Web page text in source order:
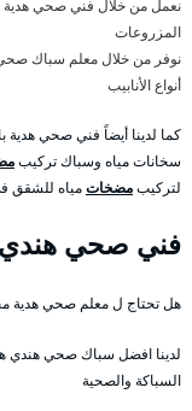
نعمل من خلال فني صحي هدية
المزروعات
نوفر من خلال معلم سباك
أنواع الأنابيب
كما لدينا أيضاً فني صحي
سخانات مياه وسباك تركيب
لتركيبمضخاتمياه للشقق
فني صحي هندي
هل تحتاج ل معلم صحي هدية
لدينا افضل سباك صحي هندي
السباكة والصحية